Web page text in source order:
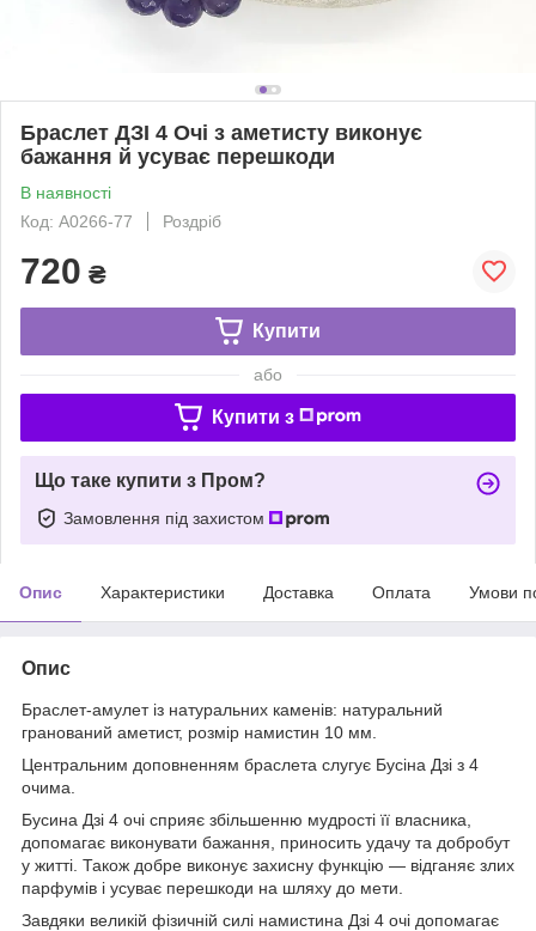
Браслет ДЗІ 4 Очі з аметисту виконує
бажання й усуває перешкоди
В наявності
Код: A0266-77
Роздріб
720 ₴
Купити
або
Купити з
Що таке купити з Пром?
Замовлення під захистом
Опис Характеристики Доставка Оплата Умови
Опис
Браслет-амулет із натуральних каменів: натуральний
гранований аметист, розмір намистин 10 мм.
Центральним доповненням браслета слугує Бусіна Дзі з 4
очима.
Бусина Дзі 4 очі сприяє збільшенню мудрості її власника,
допомагає виконувати бажання, приносить удачу та добробут
у житті. Також добре виконує захисну функцію — відганяє злих
парфумів і усуває перешкоди на шляху до мети.
Завдяки великій фізичній силі намистина Дзі 4 очі допомагає